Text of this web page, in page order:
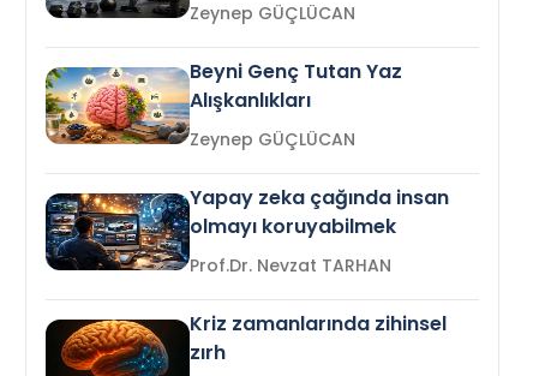
Zeynep GÜÇLÜCAN
Beyni Genç Tutan Yaz
Alışkanlıkları
Zeynep GÜÇLÜCAN
Yapay zeka çağında insan
olmayı koruyabilmek
Prof.Dr. Nevzat TARHAN
Kriz zamanlarında zihinsel
zırh